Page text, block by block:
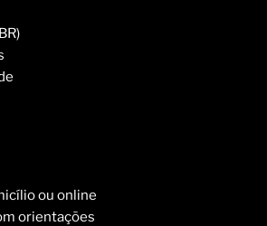
ou online
orientações